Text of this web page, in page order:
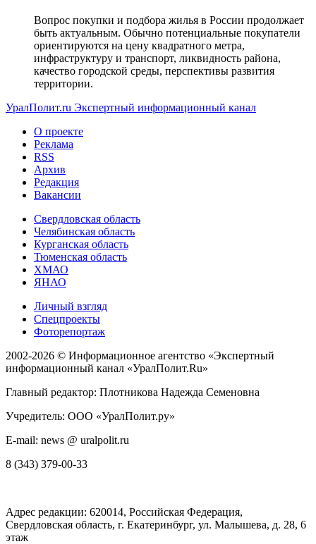
Вопрос покупки и подбора жилья в России продолжает
быть актуальным. Обычно потенциальные покупатели
ориентируются на цену квадратного метра,
инфраструктуру и транспорт, ликвидность района,
качество городской среды, перспективы развития
территории.
УралПолит.ru Экспертный информационный канал
О проекте
Реклама
RSS
Архив
Редакция
Вакансии
Свердловская область
Челябинская область
Курганская область
Тюменская область
ХМАО
ЯНАО
Личный взгляд
Спецпроекты
Фоторепортаж
2002-2026 © Информационное агентство «Экспертный
информационный канал «УралПолит.Ru»
Главный редактор: Плотникова Надежда Семеновна
Учредитель: ООО «УралПолит.ру»
E-mail: news @ uralpolit.ru
8 (343) 379-00-33
Адрес редакции: 620014, Российская Федерация,
Свердловская область, г. Екатеринбург, ул. Малышева, д. 28, 6
этаж